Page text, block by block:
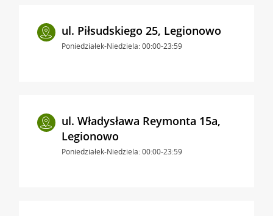
ul. Piłsudskiego 25, Legionowo
Poniedziałek-Niedziela: 00:00-23:59
ul. Władysława Reymonta 15a,
Legionowo
Poniedziałek-Niedziela: 00:00-23:59